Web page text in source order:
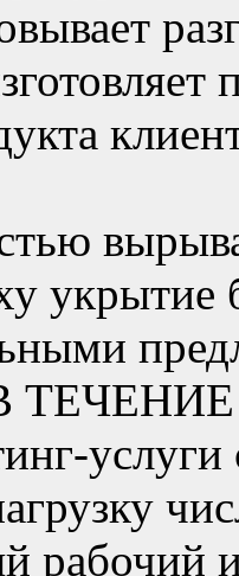
укрытие
ТЕЧЕНИЕ
услуги
рабочий